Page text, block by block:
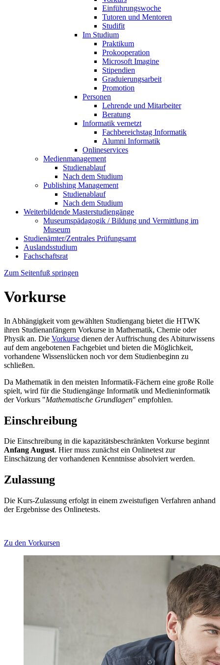
Einführungswoche
Tutoren und Mentoren
Studifit
Im Studium
Praktikum
Prokooperation
Microsoft Imagine
Stipendien
Graduierungsarbeit
Promotion
Personen
Lehrende und Mitarbeiter
Beratung
Informatik vernetzt
Fachbereichstag Informatik
Alumni Informatik
Onlineservices
Medienmanagement
Studienablauf
Nach dem Studium
Publishing Management
Studienablauf
Nach dem Studium
Weiterbildende Masterstudiengänge
Museumspädagogik / Bildung und Vermittlung im
Museum
Studienämter/Zentrales Prüfungsamt
Auslandsstudium
Fachschaftsrat
Zum Seitenfuß springen
Vorkurse
In Abhängigkeit vom gewählten Studiengang bietet die HTWK
ihren Studienanfängern Vorkurse in Mathematik, Chemie oder
Physik an. Die Vorkurse dienen der Auffrischung des Abiturwissens
auf dem angebotenen Fachgebiet und bieten die Möglichkeit,
vorhandene Wissenslücken noch vor dem Studienbeginn zu
schließen.
Da Mathematik in den meisten Informatik-Fächern eine große Rolle
spielt, wird für die Studiengänge Informatik und Medieninformatik
der Vorkurs "Mathematische Grundlagen" empfohlen.
Einschreibung
Die Einschreibung in die kapazitätsbeschränkten Vorkurse beginnt
Anfang August. Hier muss zunächst ein Onlinetest zur
Einschätzung der vorhandenen Kenntnisse absolviert werden.
Zulassung
Die Kurs-Zulassung erfolgt in einem zweistufigen Verfahren anhand
der Ergebnisse des Onlinetests.
Zu den Vorkursen